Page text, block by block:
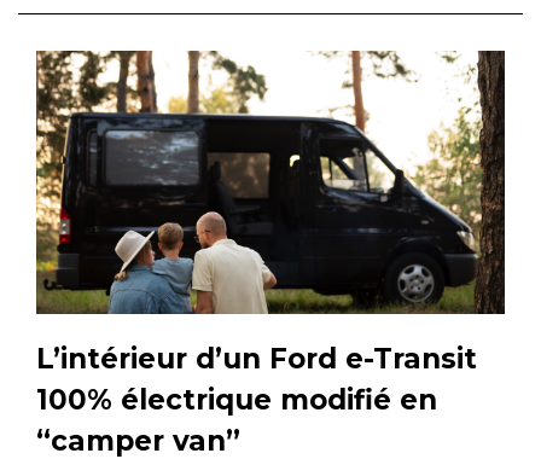
L’intérieur d’un Ford e-Transit
100% électrique modifié en
“camper van”